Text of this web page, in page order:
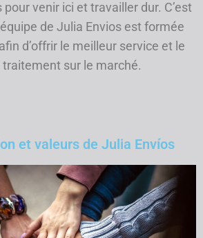
venir ici et travailler dur. C’est
de Julia Envios est formée
d’offrir le meilleur service et le
traitement sur le marché.
et valeurs de Julia Envíos